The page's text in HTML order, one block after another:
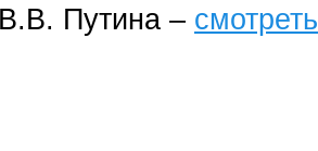
Путина – смотреть